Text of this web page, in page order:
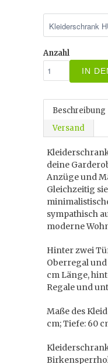
Anzahl
IN
Beschreibung
Versand
deine
Anzüge und
Gleichzeitig
sympathisch
moderne
Hinter zwei
Oberregal
cm Länge,
Regale und
Maße des
cm; Tiefe: 60